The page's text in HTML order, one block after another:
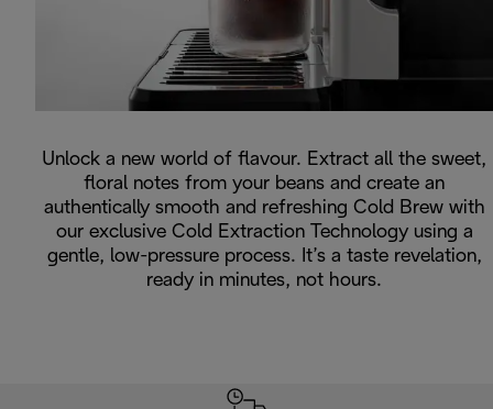
Unlock a new world of flavour. Extract all the sweet,
floral notes from your beans and create an
authentically smooth and refreshing Cold Brew with
our exclusive Cold Extraction Technology using a
gentle, low-pressure process. It’s a taste revelation,
ready in minutes, not hours.